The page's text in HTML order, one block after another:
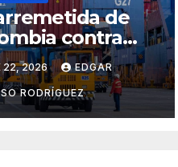
de
contra
22, 2026 EDGAR
RODRÍGUEZ